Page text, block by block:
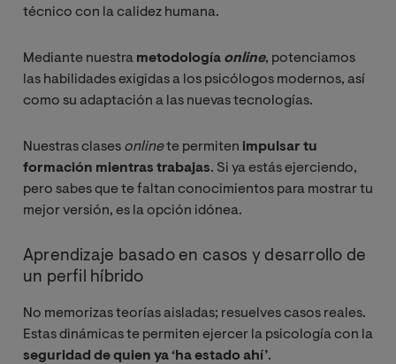
técnico con la calidez humana.
Mediante nuestra metodología online, potenciamos
las habilidades exigidas a los psicólogos modernos, así
como su adaptación a las nuevas tecnologías.
Nuestras clases onlinete permiten impulsar tu
formación mientras trabajas. Si ya estás ejerciendo,
pero sabes que te faltan conocimientos para mostrar tu
mejor versión, es la opción idónea.
Aprendizaje basado en casos y desarrollo de
un perfil híbrido
No memorizas teorías aisladas; resuelves casos reales.
Estas dinámicas te permiten ejercer la psicología con la
seguridad de quien ya ‘ha estado ahí’.